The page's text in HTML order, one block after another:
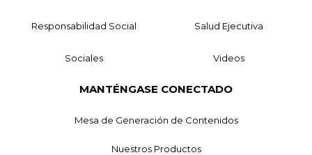
Responsabilidad Social Salud Ejecutiva
Sociales Videos
MANTÉNGASE CONECTADO
Mesa de Generación de Contenidos
Nuestros Productos